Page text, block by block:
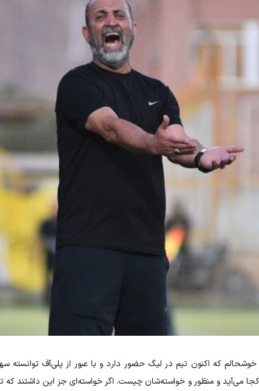
خوشحالم که اکنون تیم در لیگ حضور دارد و با عبور از پلی‌آف توانسته